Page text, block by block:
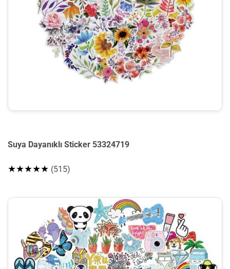
Suya Dayanıklı Sticker 53324719
★★★★★ (515)